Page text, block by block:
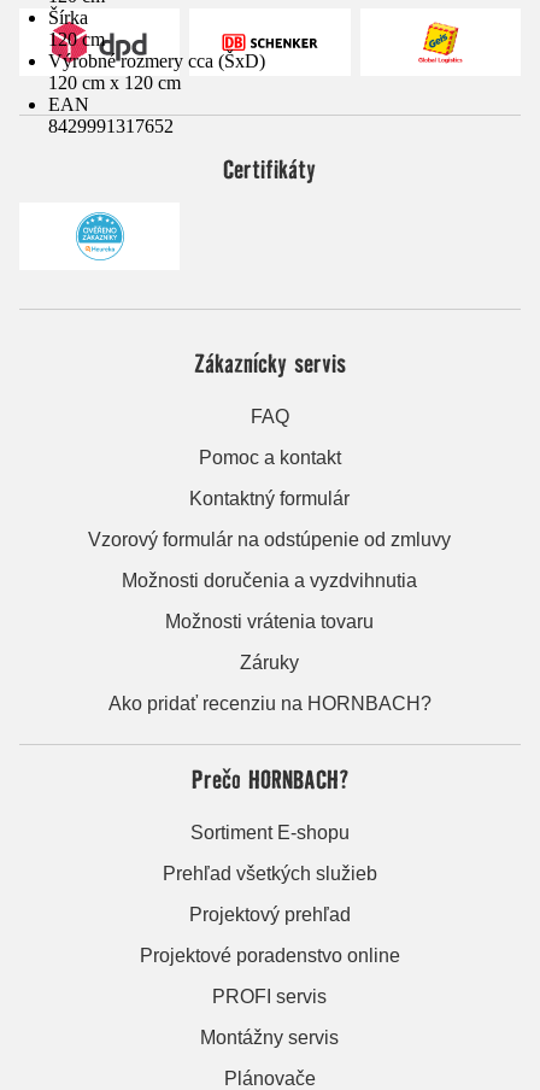
Šírka
120 cm
Výrobné rozmery cca (ŠxD)
120 cm x 120 cm
EAN
8429991317652
Certifikáty
Zákaznícky servis
FAQ
Pomoc a kontakt
Kontaktný formulár
Vzorový formulár na odstúpenie od zmluvy
Možnosti doručenia a vyzdvihnutia
Možnosti vrátenia tovaru
Záruky
Ako pridať recenziu na HORNBACH?
Prečo HORNBACH?
Sortiment E-shopu
Prehľad všetkých služieb
Projektový prehľad
Projektové poradenstvo online
PROFI servis
Montážny servis
Plánovače